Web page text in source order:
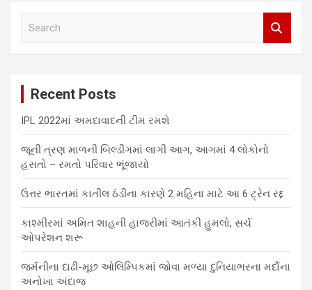
Recent Posts
IPL 2022માં અમદાવાદની ટીમ રમશે
જૂની ત્રણ માળની બિલ્ડીંગમાં લાગી આગ, આગમાં 4 લોકોનો
હસતો – રમતો પરિવાર ભૂંજાયો
ઉત્તર ભારતમાં કાતીલ ઠંડીના કારણે 2 મહિના માટે આ 6 ટ્રેન રદ્દ
કાશ્મીરમાં અમિત શાહની હાજરીમાં આતંકી હુમલો, સર્ચ
ઓપરેશન શરૂ
જર્મનીના દાઢી-મૂછ ઓલિમ્પિકમાં જોવા મળ્યા દુનિયાભરના મર્દોના
અનોખા અંદાજ